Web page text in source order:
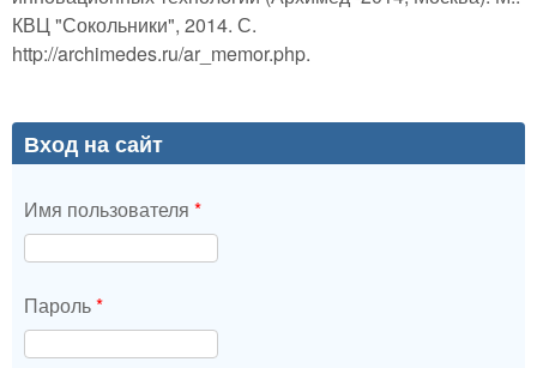
КВЦ "Сокольники", 2014. С.
http://archimedes.ru/ar_memor.php.
Вход на сайт
Имя пользователя *
Пароль*